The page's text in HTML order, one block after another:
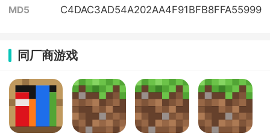
MD5 C4DAC3AD54A202AA4F91BFB8FFA55999
同厂商游戏